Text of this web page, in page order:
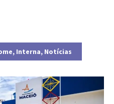
, Interna, Notícias